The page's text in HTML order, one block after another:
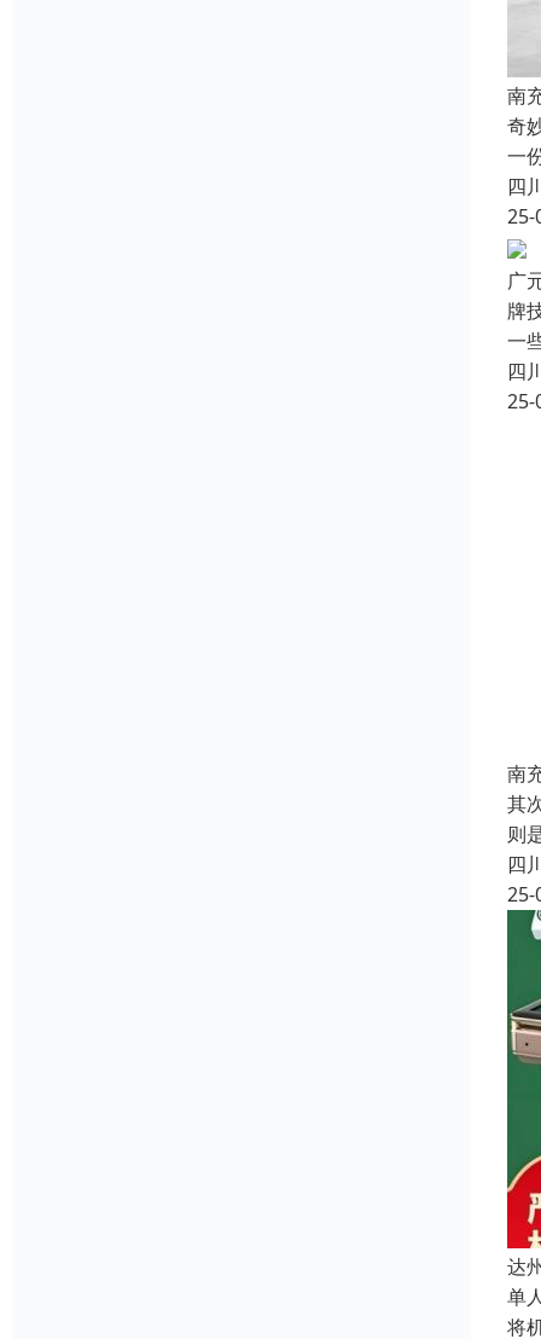
南
奇
一
四
25-
广
牌
一
四
25-
南
其
则
四
25-
达
单
将